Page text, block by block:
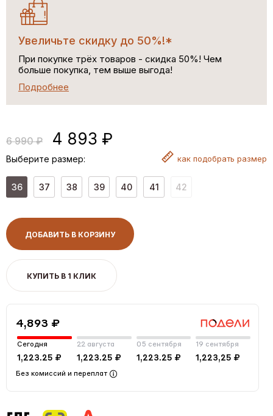
Увеличьте скидку до 50%!*
При покупке трёх товаров - скидка 50%! Чем
больше покупка, тем выше выгода!
Подробнее
6 990 ₽ 4 893 ₽
Выберите размер: как подобрать размер
36 37 38 39 40 41 42
ДОБАВИТЬ В КОРЗИНУ
КУПИТЬ В 1 КЛИК
4,893 ₽
Сегодня
1,223.25 ₽
22 августа
1,223.25 ₽
05 сентября
1,223.25 ₽
19 сентября
1,223,25 ₽
Без комиссий и переплат